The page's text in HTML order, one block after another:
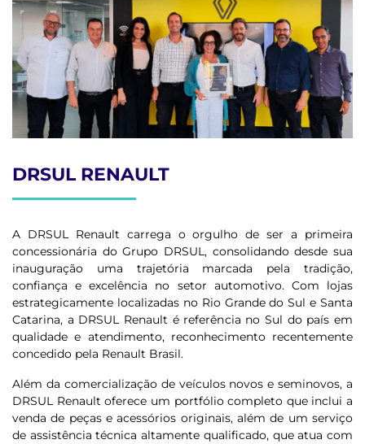
DRSUL RENAULT
A DRSUL Renault carrega o orgulho de ser a primeira
concessionária do Grupo DRSUL, consolidando desde sua
inauguração uma trajetória marcada pela tradição,
confiança e excelência no setor automotivo. Com lojas
estrategicamente localizadas no Rio Grande do Sul e Santa
Catarina, a DRSUL Renault é referência no Sul do país em
qualidade e atendimento, reconhecimento recentemente
concedido pela Renault Brasil.
Além da comercialização de veículos novos e seminovos, a
DRSUL Renault oferece um portfólio completo que inclui a
venda de peças e acessórios originais, além de um serviço
de assistência técnica altamente qualificado, que atua com